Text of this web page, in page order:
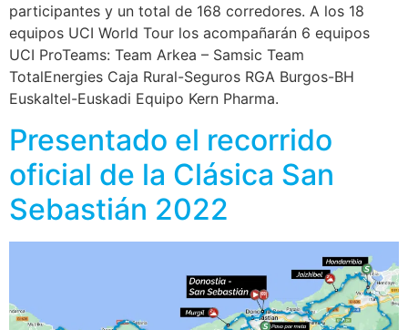
participantes y un total de 168 corredores. A los 18
equipos UCI World Tour los acompañarán 6 equipos
UCI ProTeams: Team Arkea – Samsic Team
TotalEnergies Caja Rural-Seguros RGA Burgos-BH
Euskaltel-Euskadi Equipo Kern Pharma.
Presentado el recorrido
oficial de la Clásica San
Sebastián 2022